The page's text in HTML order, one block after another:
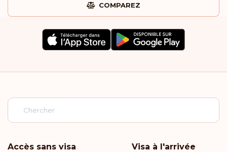
COMPAREZ
Accès sans visa Visa à l'arrivée